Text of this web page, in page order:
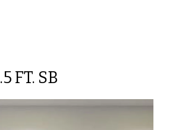
FT. SB